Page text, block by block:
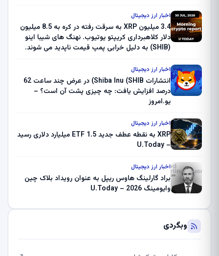
اخبار ارز دیجیتال
3.4 میلیون XRP به سرقت رفته در کره به 8.5 میلیون
دلار کلاهبرداری کریپتو یوتیوب. نهنگ های شیبا اینو
(SHIB) به دلیل خرابی پمپ قیمت ناپدید می شوند.
ثبت کرد – گزارش کریپتو صبح – U.Today
اخبار ارز دیجیتال
انتشارات Shiba Inu (SHIB) در عرض چند ساعت 62
درصد افزایش یافت: چه چیزی پشت آن است؟ –
یو.امروز
اخبار ارز دیجیتال
XRP به نقطه عطف جدید ETF 1.5 میلیارد دلاری رسید
– U.Today
اخبار ارز دیجیتال
براد گارلینگ هاوس ریپل به عنوان رویداد بلاک چین
وایومینگ 2026 – U.Today
وبگردی